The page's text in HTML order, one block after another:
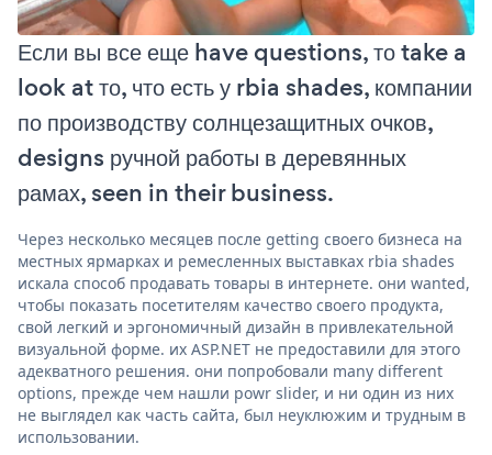
Если вы все еще have questions, то take a
look at то, что есть у rbia shades, компании
по производству солнцезащитных очков,
designs ручной работы в деревянных
рамах, seen in their business.
Через несколько месяцев после getting своего бизнеса на
местных ярмарках и ремесленных выставках rbia shades
искала способ продавать товары в интернете. они wanted,
чтобы показать посетителям качество своего продукта,
свой легкий и эргономичный дизайн в привлекательной
визуальной форме. их ASP.NET не предоставили для этого
адекватного решения. они попробовали many different
options, прежде чем нашли powr slider, и ни один из них
не выглядел как часть сайта, был неуклюжим и трудным в
использовании.